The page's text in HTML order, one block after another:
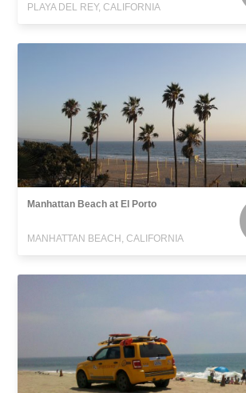
PLAYA DEL REY, CALIFORNIA
Manhattan Beach at El Porto
MANHATTAN BEACH, CALIFORNIA